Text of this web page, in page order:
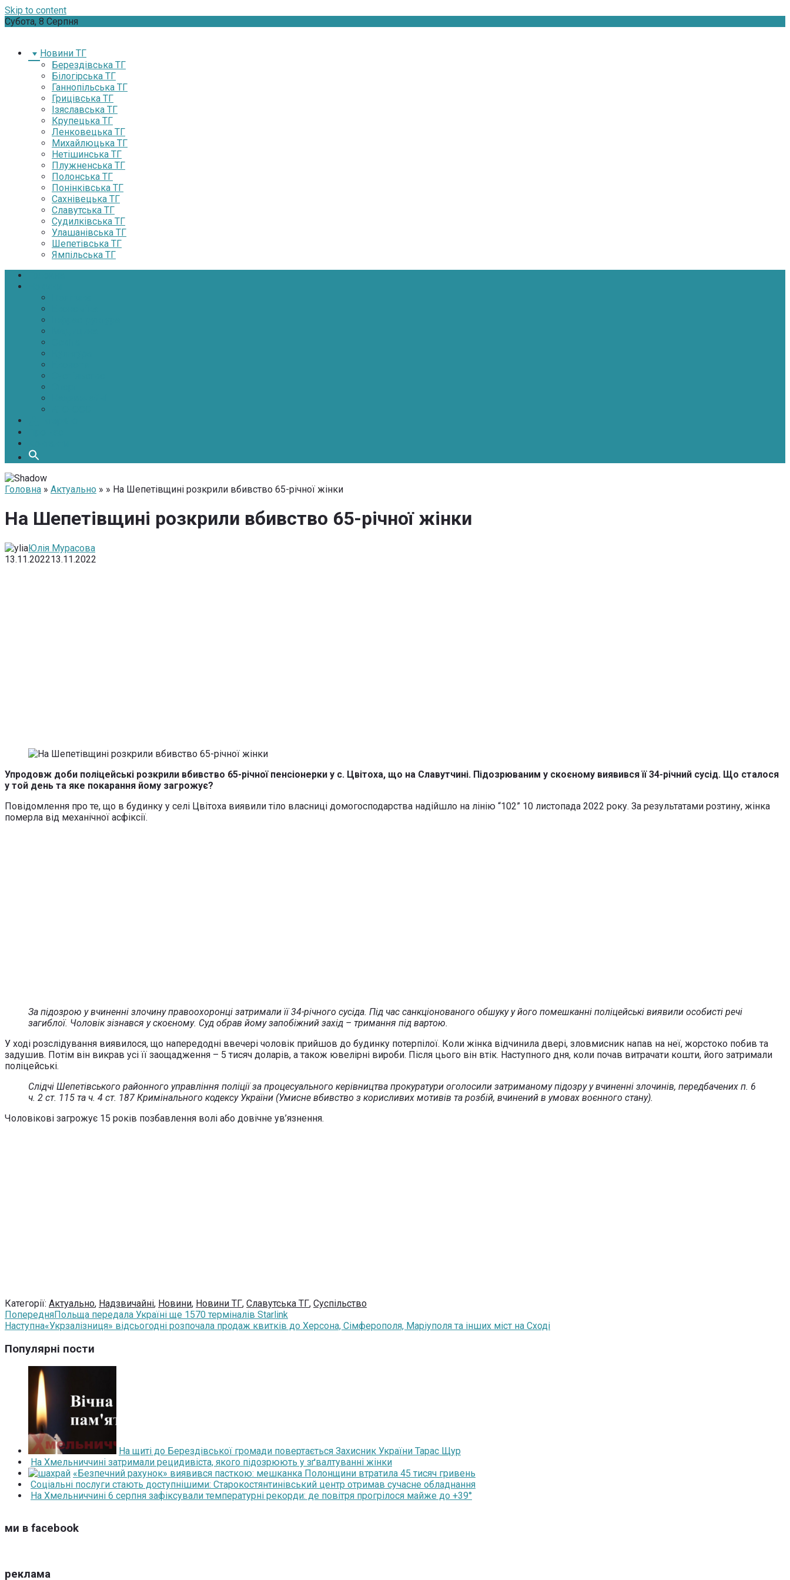
Skip to content
Субота, 8 Серпня
Новини ТГ
Берездівська ТГ
Білогірська ТГ
Ганнопільська ТГ
Грицівська ТГ
Ізяславська ТГ
Крупецька ТГ
Ленковецька ТГ
Михайлюцька ТГ
Нетішинська ТГ
Плужненська ТГ
Полонська ТГ
Понінківська ТГ
Сахнівецька ТГ
Славутська ТГ
Судилківська ТГ
Улашанівська ТГ
Шепетівська ТГ
Ямпільська ТГ
Головна » Актуально » » На Шепетівщині розкрили вбивство 65-річної жінки
На Шепетівщині розкрили вбивство 65-річної жінки
Юлія Мурасова
13.11.202213.11.2022
Упродовж доби поліцейські розкрили вбивство 65-річної пенсіонерки у с. Цвітоха, що на Славутчині. Підозрюваним у скоєному виявився її 34-річний сусід. Що сталося
у той день та яке покарання йому загрожує?
Повідомлення про те, що в будинку у селі Цвітоха виявили тіло власниці домогосподарства надійшло на лінію “102” 10 листопада 2022 року. За результатами розтину, жінка
померла від механічної асфіксії.
За підозрою у вчиненні злочину правоохоронці затримали її 34-річного сусіда. Під час санкціонованого обшуку у його помешканні поліцейські виявили особисті речі
загиблої. Чоловік зізнався у скоєному. Суд обрав йому запобіжний захід – тримання під вартою.
У ході розслідування виявилося, що напередодні ввечері чоловік прийшов до будинку потерпілої. Коли жінка відчинила двері, зловмисник напав на неї, жорстоко побив та
задушив. Потім він викрав усі її заощадження – 5 тисяч доларів, а також ювелірні вироби. Після цього він втік. Наступного дня, коли почав витрачати кошти, його затримали
поліцейські.
Слідчі Шепетівського районного управління поліції за процесуального керівництва прокуратури оголосили затриманому підозру у вчиненні злочинів, передбачених п. 6
ч. 2 ст. 115 та ч. 4 ст. 187 Кримінального кодексу України (Умисне вбивство з корисливих мотивів та розбій, вчинений в умовах воєнного стану).
Чоловікові загрожує 15 років позбавлення волі або довічне ув’язнення.
Категорії: Актуально, Надзвичайні, Новини, Новини ТГ, Славутська ТГ, Суспільство
ПопередняПольща передала Україні ще 1570 терміналів Starlink
Наступна«Укрзалізниця» відсьогодні розпочала продаж квитків до Херсона, Сімферополя, Маріуполя та інших міст на Сході
Популярні пости
На щиті до Берездівської громади повертається Захисник України Тарас Щур
На Хмельниччині затримали рецидивіста, якого підозрюють у зґвалтуванні жінки
«Безпечний рахунок» виявився пасткою: мешканка Полонщини втратила 45 тисяч гривень
Соціальні послуги стають доступнішими: Старокостянтинівський центр отримав сучасне обладнання
На Хмельниччині 6 серпня зафіксували температурні рекорди: де повітря прогрілося майже до +39°
ми в facebook
реклама